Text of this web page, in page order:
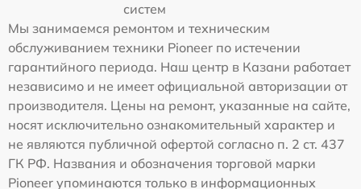
систем
Мы занимаемся ремонтом и техническим
обслуживанием техники Pioneer по истечении
гарантийного периода. Наш центр в Казани работает
независимо и не имеет официальной авторизации от
производителя. Цены на ремонт, указанные на сайте,
носят исключительно ознакомительный характер и
не являются публичной офертой согласно п. 2 ст. 437
ГК РФ. Названия и обозначения торговой марки
Pioneer упоминаются только в информационных